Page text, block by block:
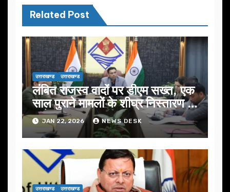
Related Post
उत्तराखण्ड उत्तराखण्ड
लंबित राजस्व वादों पर डीएम सख्त, एक
साल पुराने मामलों के शीघ्र निस्तारण के
आदेश…
JAN 22, 2026 NEWS DESK
उत्तराखण्ड उत्तराखण्ड